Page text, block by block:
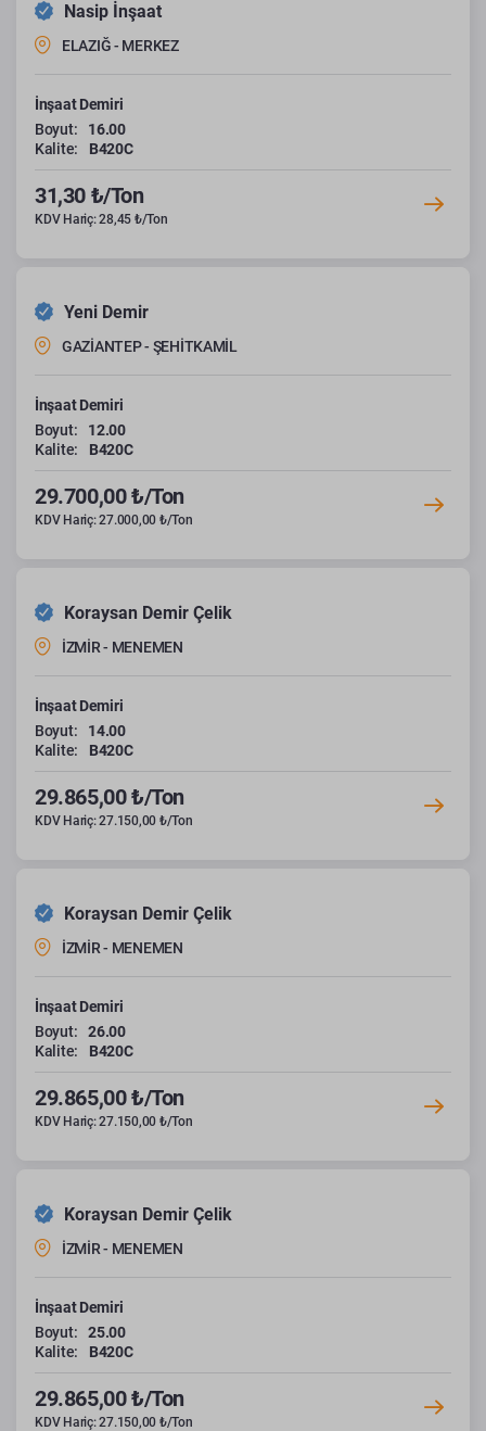
Nasip İnşaat
ELAZIĞ - MERKEZ
İnşaat Demiri
Boyut:
16.00
Kalite:
B420C
31,30 ₺/Ton
KDV Hariç: 28,45 ₺/Ton
Yeni Demir
GAZİANTEP - ŞEHİTKAMİL
İnşaat Demiri
Boyut:
12.00
Kalite:
B420C
29.700,00 ₺/Ton
KDV Hariç: 27.000,00 ₺/Ton
Koraysan Demir Çelik
İZMİR - MENEMEN
İnşaat Demiri
Boyut:
14.00
Kalite:
B420C
29.865,00 ₺/Ton
KDV Hariç: 27.150,00 ₺/Ton
Koraysan Demir Çelik
İZMİR - MENEMEN
İnşaat Demiri
Boyut:
26.00
Kalite:
B420C
29.865,00 ₺/Ton
KDV Hariç: 27.150,00 ₺/Ton
Koraysan Demir Çelik
İZMİR - MENEMEN
İnşaat Demiri
Boyut:
25.00
Kalite:
B420C
29.865,00 ₺/Ton
KDV Hariç: 27.150,00 ₺/Ton